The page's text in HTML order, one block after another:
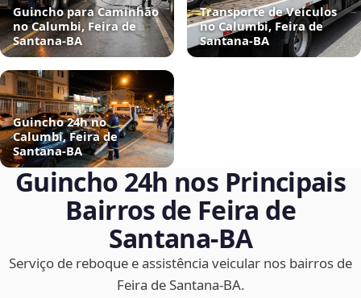
Guincho para Caminhão
no Calumbi, Feira de
Santana‑BA
Transporte de Veículos
no Calumbi, Feira de
Santana‑BA
Guincho 24h no
Calumbi, Feira de
Santana‑BA
Guincho 24h nos Principais
Bairros de Feira de
Santana‑BA
Serviço de reboque e assistência veicular nos bairros de
Feira de Santana‑BA.